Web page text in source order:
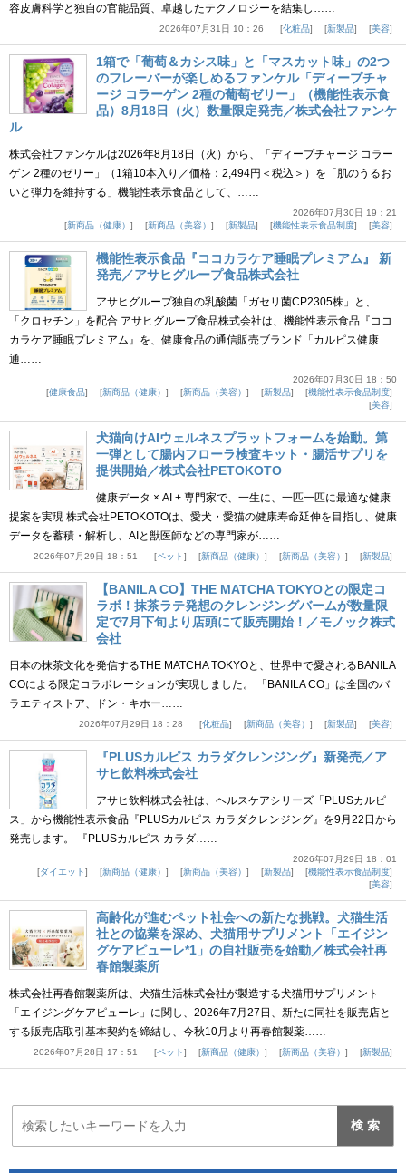
容皮膚科学と独自の官能品質、卓越したテクノロジーを結集し……
2026年07月31日 10：26 化粧品 新製品 美容
1箱で「葡萄＆カシス味」と「マスカット味」の2つ
のフレーバーが楽しめるファンケル「ディープチャ
ージ コラーゲン 2種の葡萄ゼリー」（機能性表示食
品）8月18日（火）数量限定発売／株式会社ファンケ
ル
株式会社ファンケルは2026年8月18日（火）から、「ディープチャージ コラー
ゲン 2種のゼリー」（1箱10本入り／価格：2,494円＜税込＞）を「肌のうるお
いと弾力を維持する」機能性表示食品として、……
2026年07月30日 19：21
新商品（健康）
新商品（美容） 新製品 機能性表示食品制度 美容
機能性表示食品『ココカラケア睡眠プレミアム』 新
発売／アサヒグループ食品株式会社
アサヒグループ独自の乳酸菌「ガセリ菌CP2305株」と、
「クロセチン」を配合 アサヒグループ食品株式会社は、機能性表示食品『ココ
カラケア睡眠プレミアム』を、健康食品の通信販売ブランド「カルピス健康
通……
2026年07月30日 18：50
健康食品
新商品（健康） 新商品（美容） 新製品
機能性表示食品制度
美容
犬猫向けAIウェルネスプラットフォームを始動。第
一弾として腸内フローラ検査キット・腸活サプリを
提供開始／株式会社PETOKOTO
健康データ × AI + 専門家で、一生に、一匹一匹に最適な健康
提案を実現 株式会社PETOKOTOは、愛犬・愛猫の健康寿命延伸を目指し、健康
データを蓄積・解析し、AIと獣医師などの専門家が……
2026年07月29日 18：51 ペット 新商品（健康） 新商品（美容） 新製品
【BANILA CO】THE MATCHA TOKYOとの限定コ
ラボ！抹茶ラテ発想のクレンジングバームが数量限
定で7月下旬より店頭にて販売開始！／モノック株式
会社
日本の抹茶文化を発信するTHE MATCHA TOKYOと、世界中で愛されるBANILA
COによる限定コラボレーションが実現しました。 「BANILA CO」は全国のバ
ラエティストア、ドン・キホー……
2026年07月29日 18：28 化粧品 新商品（美容） 新製品 美容
『PLUSカルピス カラダクレンジング』新発売／ア
サヒ飲料株式会社
アサヒ飲料株式会社は、ヘルスケアシリーズ「PLUSカルピ
ス」から機能性表示食品『PLUSカルピス カラダクレンジング』を9月22日から
発売します。 『PLUSカルピス カラダ……
2026年07月29日 18：01
ダイエット
新商品（健康） 新商品（美容） 新製品
機能性表示食品制度
美容
高齢化が進むペット社会への新たな挑戦。犬猫生活
社との協業を深め、犬猫用サプリメント「エイジン
グケアピューレ*1」の自社販売を始動／株式会社再
春館製薬所
株式会社再春館製薬所は、犬猫生活株式会社が製造する犬猫用サプリメント
「エイジングケアピューレ」に関し、2026年7月27日、新たに同社を販売店と
する販売店取引基本契約を締結し、今秋10月より再春館製薬……
2026年07月28日 17：51 ペット 新商品（健康） 新商品（美容） 新製品